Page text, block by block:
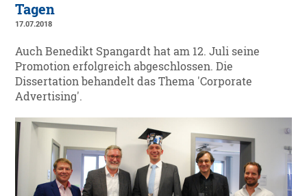
Tagen
17.07.2018
Auch Benedikt Spangardt hat am 12. Juli seine
Promotion erfolgreich abgeschlossen. Die
Dissertation behandelt das Thema 'Corporate
Advertising'.